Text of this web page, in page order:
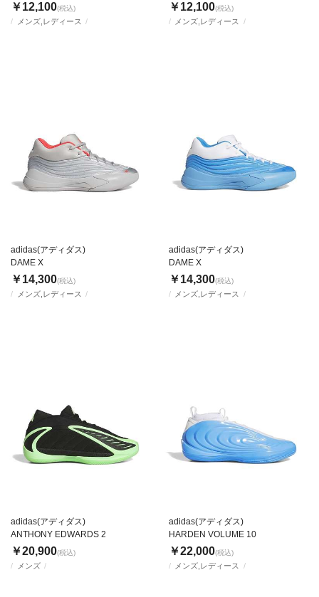
メンズ,レディース
￥12,100(税込)
メンズ,レディース
￥12,100(税込)
メンズ,レディース
adidas(アディダス)
DAME X
￥14,300(税込)
メンズ,レディース
adidas(アディダス)
DAME X
￥14,300(税込)
メンズ
adidas(アディダス)
ANTHONY EDWARDS 2
￥20,900(税込)
メンズ,レディース
adidas(アディダス)
HARDEN VOLUME 10
￥22,000(税込)